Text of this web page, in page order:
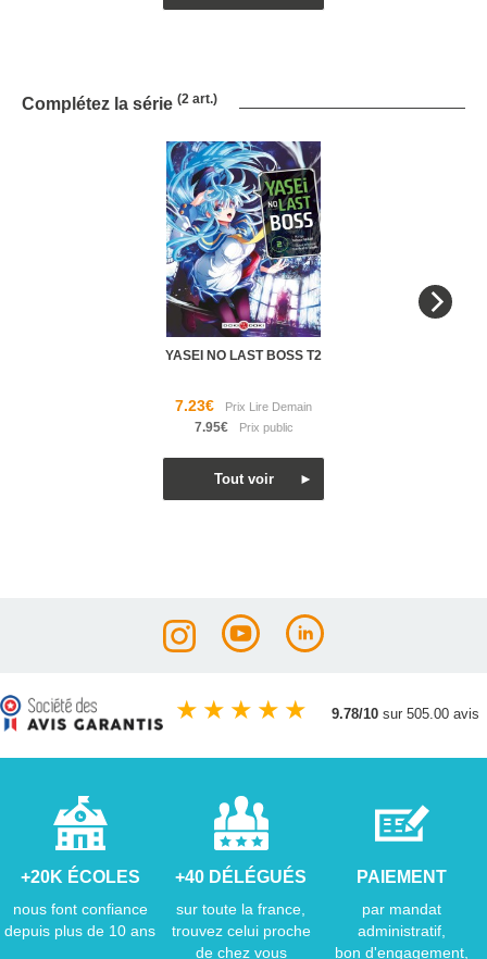
Complétez la série (2 art.)
YASEI NO LAST BOSS T2
7.23€
7.95€
★ ★ ★ ★ ★ 9.78/10 sur 505.00 avis
+20K ÉCOLES
nous font confiance
depuis plus de 10 ans
+40 DÉLÉGUÉS
sur toute la france,
trouvez celui proche
de chez vous
PAIEMENT
par mandat
administratif,
bon d'engagement,